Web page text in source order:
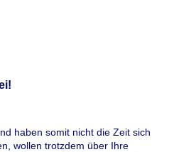
haben somit nicht die Zeit sich
wollen trotzdem über Ihre